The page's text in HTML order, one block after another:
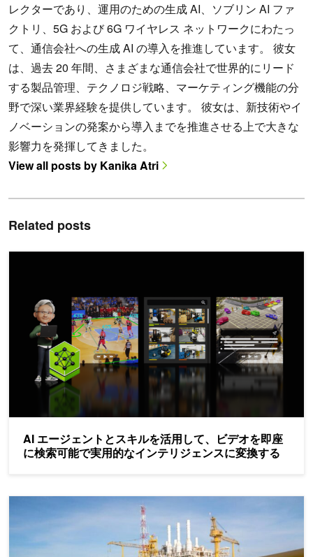
レクターであり、運用のための生成 AI、ソブリン AI ファ
クトリ、5G および 6G ワイヤレス ネットワークにわたっ
て、通信会社への生成 AI の導入を推進しています。 彼女
は、過去 20 年間、さまざまな通信会社で世界的にリード
する製品管理、テクノロジ戦略、マーケティング機能の分
野で深い業界経験を提供しています。 彼女は、新技術やイ
ノベーションの発案から導入までを推進させる上で大きな
影響力を発揮してきました。
View all posts by Kanika Atri
Related posts
AI エージェントとスキルを活用して、ビデオを即座
に検索可能で実用的なインテリジェンスに変換する
24 時間 365 日 のシミュレーション ループ: エージェント型 AI